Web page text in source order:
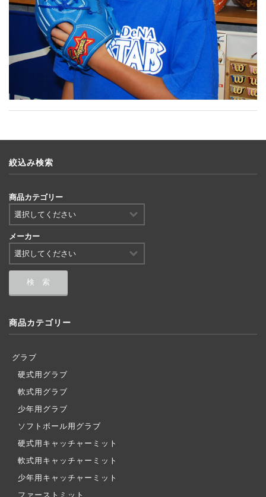
絞込み検索
商品カテゴリー
メーカー
商品カテゴリー
グラブ
硬式用グラブ
軟式用グラブ
少年用グラブ
ソフトボール用グラブ
硬式用キャッチャーミット
軟式用キャッチャーミット
少年用キャッチャーミット
ファーストミット